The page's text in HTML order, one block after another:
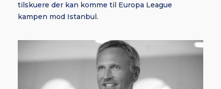
tilskuere der kan komme til Europa League
kampen mod Istanbul.